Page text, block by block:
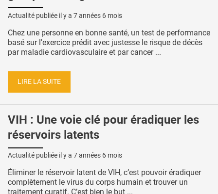
Actualité publiée il y a 7 années 6 mois
Chez une personne en bonne santé, un test de performance
basé sur l'exercice prédit avec justesse le risque de décès
par maladie cardiovasculaire et par cancer ...
LIRE LA SUITE
VIH : Une voie clé pour éradiquer les
réservoirs latents
Actualité publiée il y a 7 années 6 mois
Éliminer le réservoir latent de VIH, c’est pouvoir éradiquer
complètement le virus du corps humain et trouver un
traitement curatif. C’est bien le but ...